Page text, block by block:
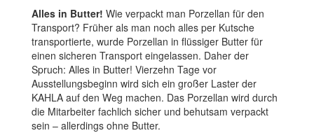
Alles in Butter! Wie verpackt man Porzellan für den
Transport? Früher als man noch alles per Kutsche
transportierte, wurde Porzellan in flüssiger Butter für
einen sicheren Transport eingelassen. Daher der
Spruch: Alles in Butter! Vierzehn Tage vor
Ausstellungsbeginn wird sich ein großer Laster der
KAHLA auf den Weg machen. Das Porzellan wird durch
die Mitarbeiter fachlich sicher und behutsam verpackt
sein – allerdings ohne Butter.